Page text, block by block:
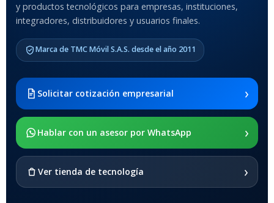
MODELO DE TABLETS
COMPATIBLES
Samsung Galaxy Tab A8 10.5
2021 SM-x200 / Samsung
x205
SOPORTE DE APOYO
y productos tecnológicos para empresas, instituciones,
integradores, distribuidores y usuarios finales.
Marca de TMC Móvil S.A.S. desde el año 2011
Solicitar cotización empresarial ›
Hablar con un asesor por WhatsApp ›
Ver tienda de tecnología ›